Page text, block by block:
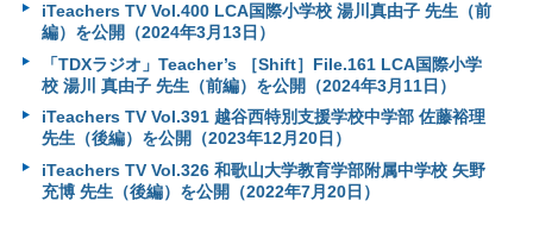
iTeachers TV Vol.400 LCA国際小学校 湯川真由子 先生（前
編）を公開（2024年3月13日）
「TDXラジオ」Teacher’s ［Shift］File.161 LCA国際小学
校 湯川 真由子 先生（前編）を公開（2024年3月11日）
iTeachers TV Vol.391 越谷西特別支援学校中学部 佐藤裕理
先生（後編）を公開（2023年12月20日）
iTeachers TV Vol.326 和歌山大学教育学部附属中学校 矢野
充博 先生（後編）を公開（2022年7月20日）